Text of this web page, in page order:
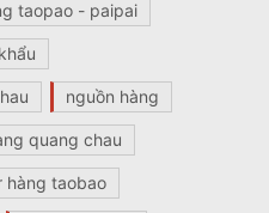
taopao - paipai
nguồn hàng
quang chau
hàng taobao